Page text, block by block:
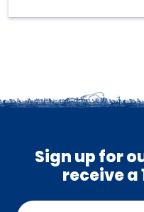
Sign up for
receive a